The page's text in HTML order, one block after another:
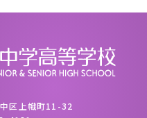
区上幟町11-32